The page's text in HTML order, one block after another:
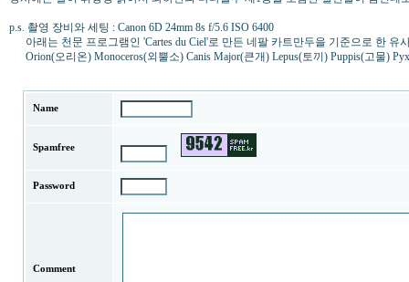
p.s. 촬영 장비와 세팅 : Canon 6D 24mm 8s f/5.6 ISO 6400
아래는 천문 프로그램인 'Cartes du Ciel'로 만든 네팔 카트만두을 기준으로 한
Orion(오리온) Monoceros(외뿔소) Canis Major(큰개) Lepus(토끼) Puppis(고물)
Name
Spamfree
Password
Comment